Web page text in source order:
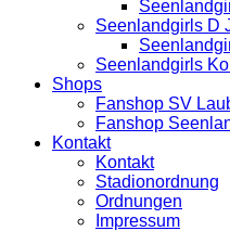
Seenlandgirls D
Seenlandgirls
Shops
Fanshop SV
Fanshop
Kontakt
Kontakt
Stadionordnung
Ordnungen
Impressum